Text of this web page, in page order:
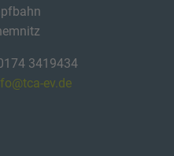
3419434
ev.de